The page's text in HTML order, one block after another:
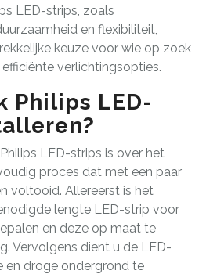
LED-strips, zoals
en flexibiliteit,
keuze voor wie op zoek
verlichtingsopties.
Philips LED-
LED-strips is over het
proces dat met een paar
voltooid. Allereerst is het
lengte LED-strip voor
en deze op maat te
Vervolgens dient u de LED-
en droge ondergrond te